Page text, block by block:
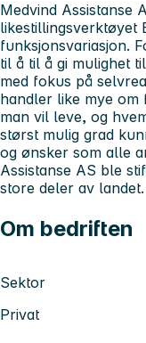
Medvind Assistanse
likestillingsverktøyet
funksjonsvariasjon.
til å til å gi mulighet
med fokus på
handler like mye
man vil leve, og
størst mulig grad
og ønsker som alle
Assistanse AS ble
store deler av landet.
Om bedriften
Sektor
Privat